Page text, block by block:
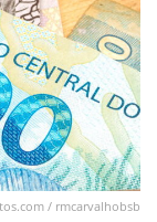
/ rmcarvalhobsb